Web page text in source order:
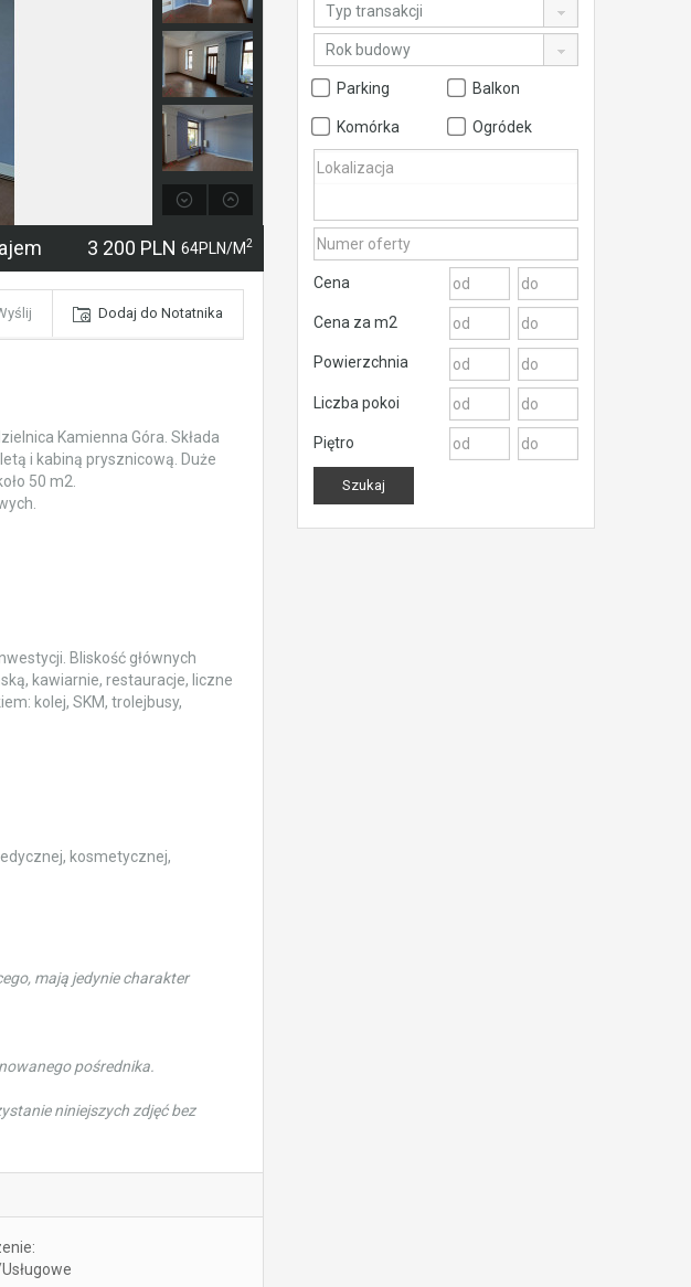
3 200 PLN 64PLN/m2
Dodaj do Notatnika
Kamienna Góra. Składa
i kabiną prysznicową. Duże
50 m2.
Bliskość głównych
kawiarnie, restauracje, liczne
kolej, SKM, trolejbusy,
kosmetycznej,
mają jedynie charakter
pośrednika.
niniejszych zdjęć bez
Typ transakcji
Rok budowy
Parking Balkon
Komórka Ogródek
Cena
Cena za m2
Powierzchnia
Liczba pokoi
Piętro